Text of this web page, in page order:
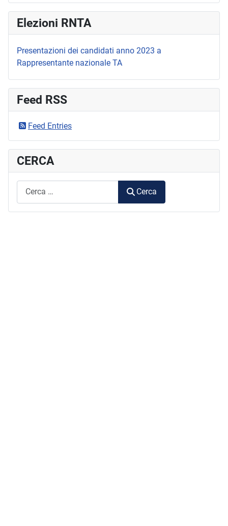
Elezioni RNTA
Presentazioni dei candidati anno 2023 a
Rappresentante nazionale TA
Feed RSS
Feed Entries
CERCA
Cerca